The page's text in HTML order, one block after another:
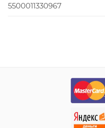
5500011330967